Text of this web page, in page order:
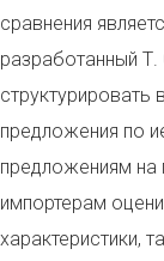
сравнения
разработанный
предложения по
предложениям на
импортерам
характеристики,